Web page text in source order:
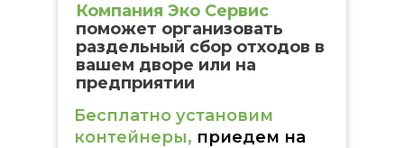
Компания Эко Сервис
поможет организовать
раздельный сбор отходов в
вашем дворе или на
предприятии
Бесплатно установим
контейнеры, приедем на